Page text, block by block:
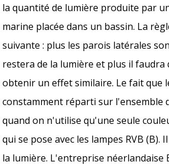
la quantité de lumière produite par
marine placée dans un bassin. La
suivante : plus les parois latérales
restera de la lumière et plus il faudra
obtenir un effet similaire. Le fait que
constamment réparti sur l'ensemble
quand on n'utilise qu'une seule
qui se pose avec les lampes RVB (B).
la lumière. L'entreprise néerlandaise